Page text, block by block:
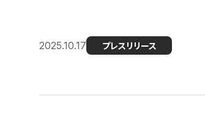
2025.10.17 プレスリリース